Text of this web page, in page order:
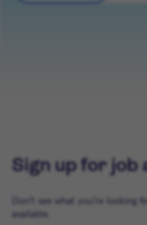
Sign up for job
Don't see what you're looking
available.